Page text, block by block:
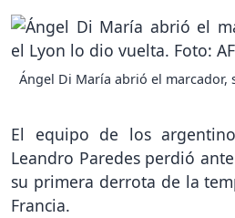
Ángel Di María abrió el
El equipo de los
Leandro Paredes perdió
su primera derrota de la
Francia.